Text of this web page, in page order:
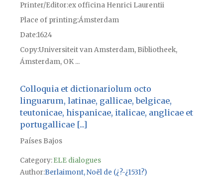
Printer/Editor ex officina Henrici Laurentii
Place of printingÁmsterdam
Date1624
CopyUniversiteit van Amsterdam, Bibliotheek,
Ámsterdam, OK ...
Colloquia et dictionariolum octo
linguarum, latinae, gallicae, belgicae,
teutonicae, hispanicae, italicae, anglicae et
portugallicae [...]
Países Bajos
Category:ELE dialogues
Author Berlaimont, Noël de (¿?-¿1531?)